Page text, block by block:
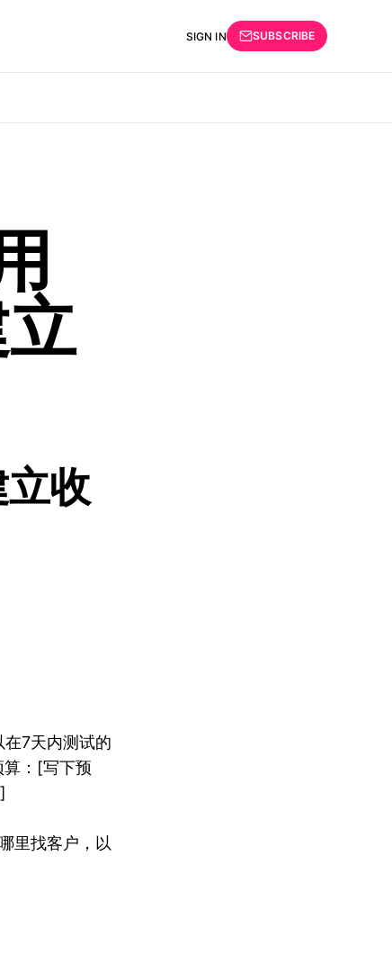
SIGN IN SUBSCRIBE
收
7天内测试的
：[写下预
里找客户，以